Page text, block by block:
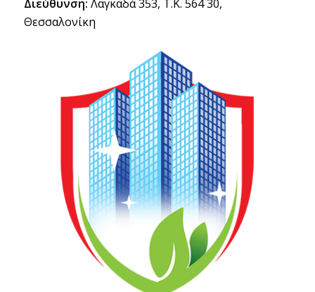
Διεύθυνση: Λαγκαδά 353, Τ.Κ. 564 30,
Θεσσαλονίκη